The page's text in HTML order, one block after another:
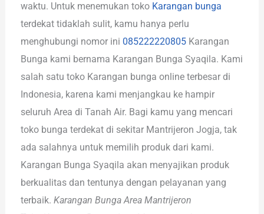
waktu. Untuk menemukan toko Karangan bunga
terdekat tidaklah sulit, kamu hanya perlu
menghubungi nomor ini 085222220805 Karangan
Bunga kami bernama Karangan Bunga Syaqila. Kami
salah satu toko Karangan bunga online terbesar di
Indonesia, karena kami menjangkau ke hampir
seluruh Area di Tanah Air. Bagi kamu yang mencari
toko bunga terdekat di sekitar Mantrijeron Jogja, tak
ada salahnya untuk memilih produk dari kami.
Karangan Bunga Syaqila akan menyajikan produk
berkualitas dan tentunya dengan pelayanan yang
terbaik.Karangan Bunga Area Mantrijeron